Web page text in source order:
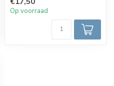
detail...
Op voorraad